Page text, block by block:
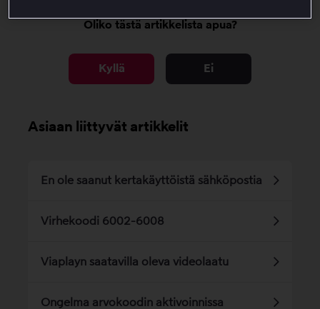
Oliko tästä artikkelista apua?
Kyllä Ei
Asiaan liittyvät artikkelit
En ole saanut kertakäyttöistä sähköpostia
Virhekoodi 6002-6008
Viaplayn saatavilla oleva videolaatu
Ongelma arvokoodin aktivoinnissa